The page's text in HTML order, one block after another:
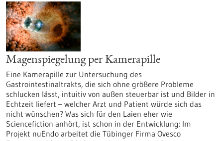
Magenspiegelung per Kamerapille
Eine Kamerapille zur Untersuchung des
Gastrointestinaltrakts, die sich ohne größere Probleme
schlucken lässt, intuitiv von außen steuerbar ist und Bilder in
Echtzeit liefert – welcher Arzt und Patient würde sich das
nicht wünschen? Was sich für den Laien eher wie
Sciencefiction anhört, ist schon in der Entwicklung: Im
Projekt nuEndo arbeitet die Tübinger Firma Ovesco